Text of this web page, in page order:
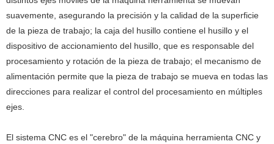
suavemente, asegurando la precisión y la calidad de la superficie
de la pieza de trabajo; la caja del husillo contiene el husillo y el
dispositivo de accionamiento del husillo, que es responsable del
procesamiento y rotación de la pieza de trabajo; el mecanismo de
alimentación permite que la pieza de trabajo se mueva en todas las
direcciones para realizar el control del procesamiento en múltiples
ejes.
El sistema CNC es el "cerebro" de la máquina herramienta CNC y